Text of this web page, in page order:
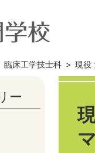
臨床工学技士科 > 現役